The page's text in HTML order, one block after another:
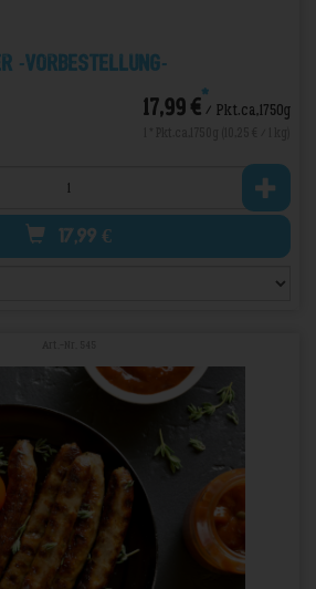
17,99 €*/ Pkt.ca,1750g
17,99 €